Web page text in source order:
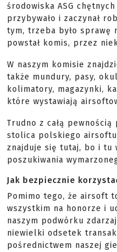
środowiska ASG
przybywało i zaczynał
tym, trzeba było sprawę
powstał komis, przez
W naszym komisie
także mundury, pasy,
kolimatory, magazynki,
które wystawiają
Trudno z całą
stolica polskiego airsoftu.
znajduje się tutaj, bo i tu
poszukiwania
Jak bezpiecznie
Pomimo tego, że airsoft
wszystkim na honorze i
naszym podwórku
niewielki odsetek
pośrednictwem naszej